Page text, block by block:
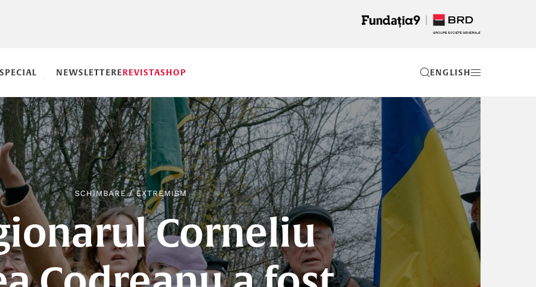
SPECIAL NEWSLETTEREREVISTASHOP EN
SCHIMBARE/EXTREMISM
Corneliu